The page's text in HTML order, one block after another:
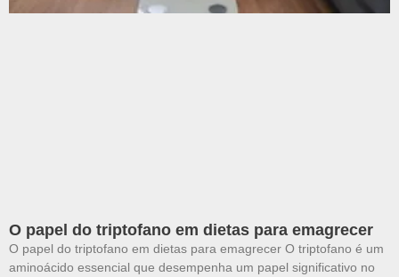
O papel do triptofano em dietas para emagrecer
O papel do triptofano em dietas para emagrecer O triptofano é um
aminoácido essencial que desempenha um papel significativo no